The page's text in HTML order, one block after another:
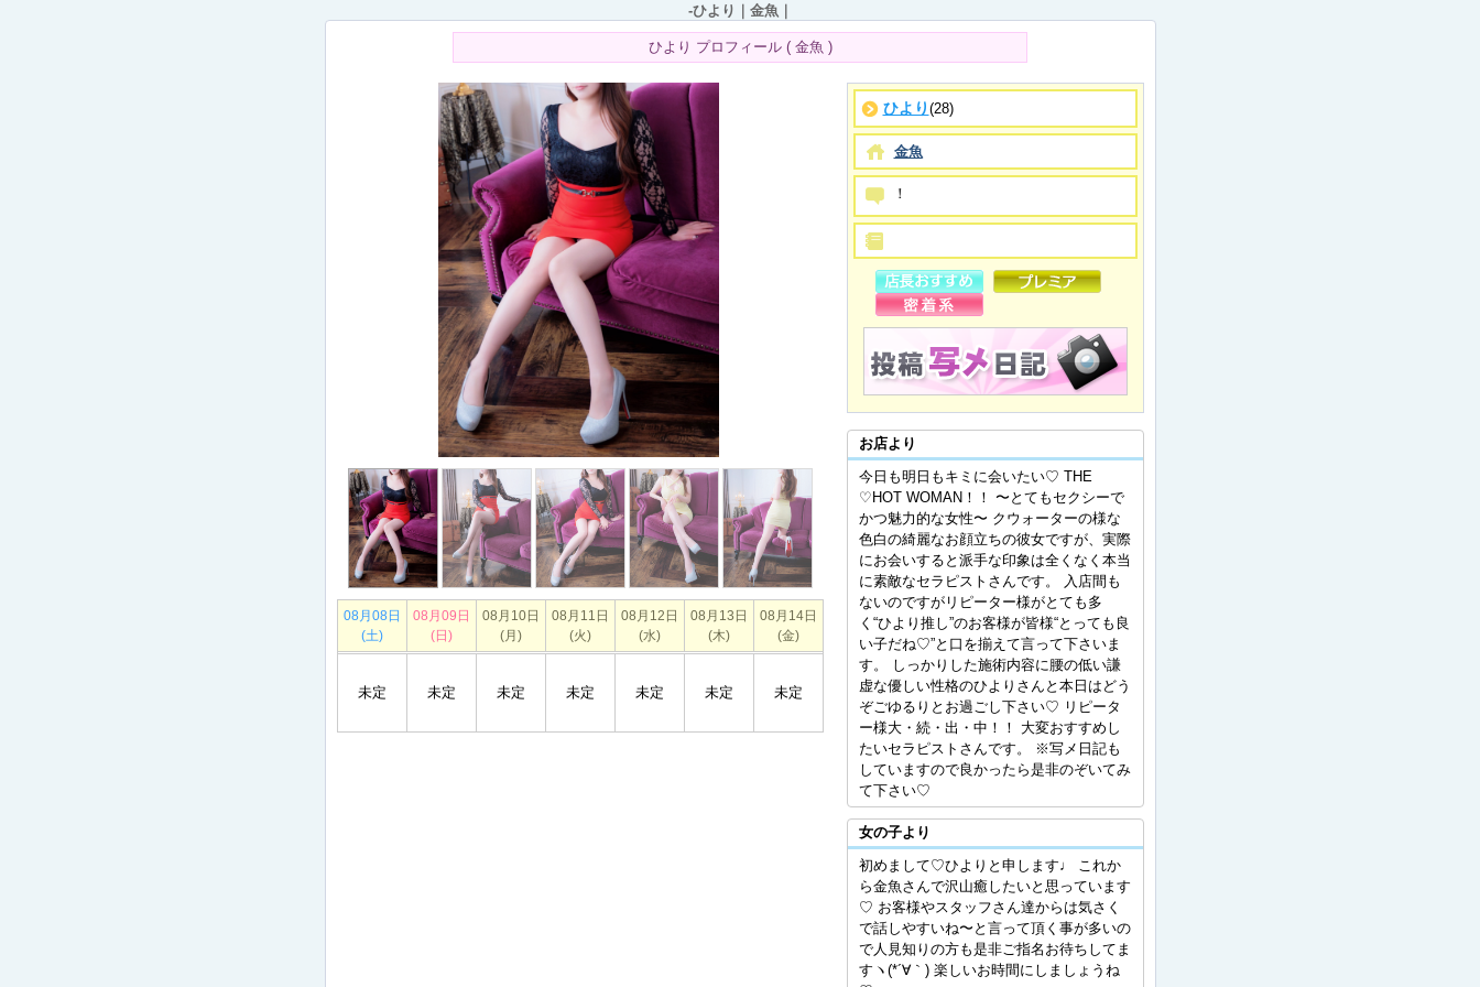
-ひより｜金魚｜
ひより プロフィール ( 金魚 )
08月08日
(土)
08月09日
(日)
08月10日
(月)
08月11日
(火)
08月12日
(水)
08月13日
(木)
08月14日
(金)
未定 未定 未定 未定 未定 未定 未定
ひより (28)
金魚
お店より
今日も明日もキミに会いたい♡ THE
♡HOT WOMAN！！ 〜とてもセクシーで
かつ魅力的な女性〜 クウォーターの様な
色白の綺麗なお顔立ちの彼女ですが、実際
にお会いすると派手な印象は全くなく本当
に素敵なセラピストさんです。 入店間も
ないのですがリピーター様がとても多
く“ひより推し”のお客様が皆様“とっても良
い子だね♡”と口を揃えて言って下さいま
す。 しっかりした施術内容に腰の低い謙
虚な優しい性格のひよりさんと本日はどう
ぞごゆるりとお過ごし下さい♡ リピータ
ー様大・続・出・中！！ 大変おすすめし
たいセラピストさんです。 ※写メ日記も
していますので良かったら是非のぞいてみ
て下さい♡
女の子より
初めまして♡ひよりと申します♩ これか
ら金魚さんで沢山癒したいと思っています
♡ お客様やスタッフさん達からは気さく
で話しやすいね〜と言って頂く事が多いの
で人見知りの方も是非ご指名お待ちしてま
すヽ(*´∀｀) 楽しいお時間にしましょうね